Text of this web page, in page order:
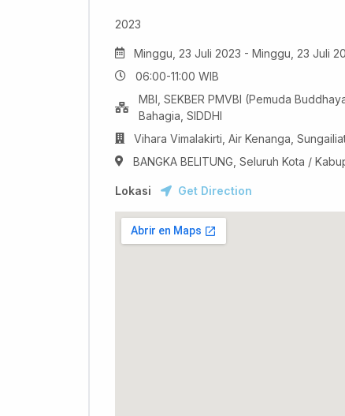
2023
Minggu, 23 Juli 2023 - Minggu, 23 Juli
06:00-11:00 WIB
MBI, SEKBER PMVBI (Pemuda
Bahagia, SIDDHI
Vihara Vimalakirti, Air Kenanga,
BANGKA BELITUNG, Seluruh Kota /
Lokasi Get Direction